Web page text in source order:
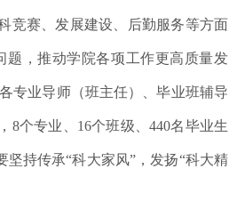
竞赛、发展建设、后勤服务等方面
题，推动学院各项工作更高质量发
专业导师（班主任）、毕业班辅导
8个专业、16个班级、440名毕业生
坚持传承“科大家风”，发扬“科大精